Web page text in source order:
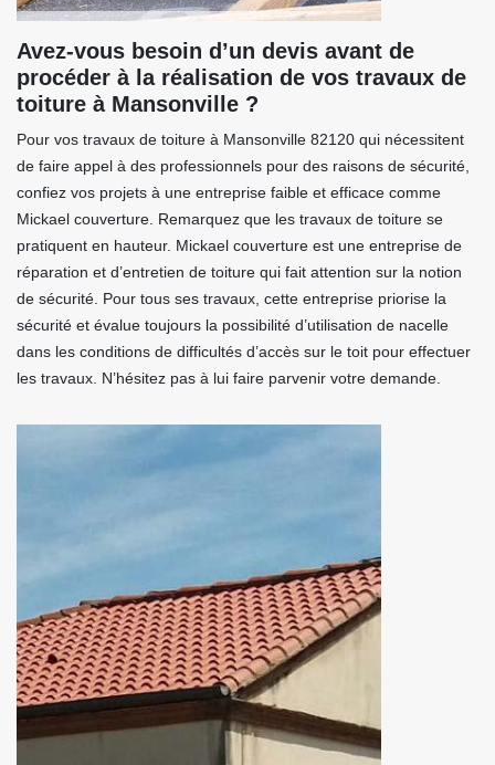
Avez-vous besoin d’un devis avant de
procéder à la réalisation de vos travaux de
toiture à Mansonville ?
Pour vos travaux de toiture à Mansonville 82120 qui nécessitent
de faire appel à des professionnels pour des raisons de sécurité,
confiez vos projets à une entreprise faible et efficace comme
Mickael couverture. Remarquez que les travaux de toiture se
pratiquent en hauteur. Mickael couverture est une entreprise de
réparation et d’entretien de toiture qui fait attention sur la notion
de sécurité. Pour tous ses travaux, cette entreprise priorise la
sécurité et évalue toujours la possibilité d’utilisation de nacelle
dans les conditions de difficultés d’accès sur le toit pour effectuer
les travaux. N’hésitez pas à lui faire parvenir votre demande.